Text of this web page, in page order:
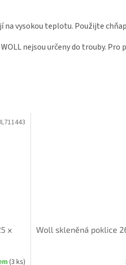
na vysokou teplotu. Použijte
nejsou určeny do trouby.
x
(3 ks)
Woll skleněná poklice